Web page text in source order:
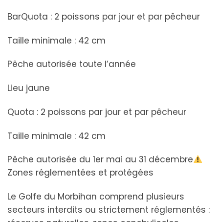
BarQuota : 2 poissons par jour et par pêcheur
Taille minimale : 42 cm
Pêche autorisée toute l’année
Lieu jaune
Quota : 2 poissons par jour et par pêcheur
Taille minimale : 42 cm
Pêche autorisée du 1er mai au 31 décembre
Zones réglementées et protégées
Le Golfe du Morbihan comprend plusieurs
secteurs interdits ou strictement réglementés :